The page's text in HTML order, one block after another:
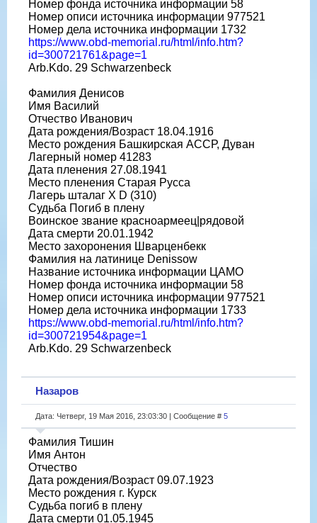
Номер фонда источника информации 58
Номер описи источника информации 977521
Номер дела источника информации 1732
https://www.obd-memorial.ru/html/info.htm?
id=300721761&page=1
Arb.Kdo. 29 Schwarzenbeck
Фамилия Денисов
Имя Василий
Отчество Иванович
Дата рождения/Возраст 18.04.1916
Место рождения Башкирская АССР, Дуван
Лагерный номер 41283
Дата пленения 27.08.1941
Место пленения Старая Русса
Лагерь шталаг X D (310)
Судьба Погиб в плену
Воинское звание красноармеец|рядовой
Дата смерти 20.01.1942
Место захоронения Шварценбекк
Фамилия на латинице Denissow
Название источника информации ЦАМО
Номер фонда источника информации 58
Номер описи источника информации 977521
Номер дела источника информации 1733
https://www.obd-memorial.ru/html/info.htm?
id=300721954&page=1
Arb.Kdo. 29 Schwarzenbeck
Назаров
Дата: Четверг, 19 Мая 2016, 23:03:30 | Сообщение # 5
Фамилия Тишин
Имя Антон
Отчество
Дата рождения/Возраст 09.07.1923
Место рождения г. Курск
Судьба погиб в плену
Дата смерти 01.05.1945